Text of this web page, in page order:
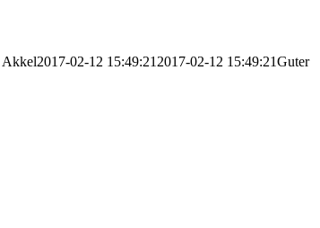
Akkel2017-02-12 15:49:21 2017-02-12 15:49:21Guter